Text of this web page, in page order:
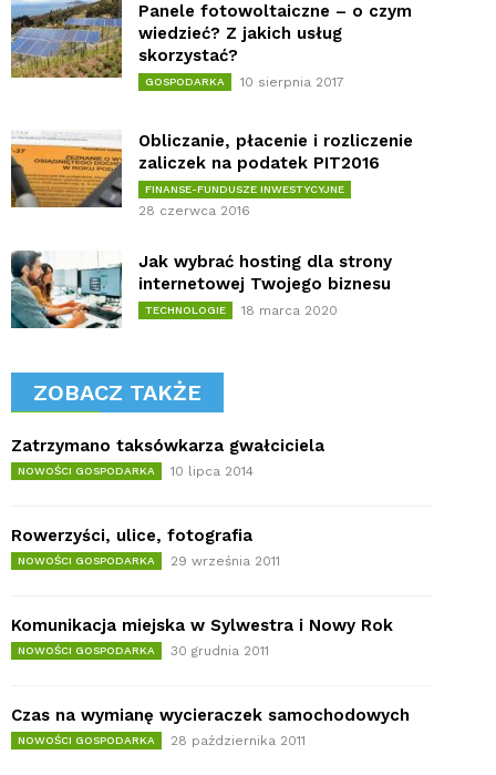
Panele fotowoltaiczne – o czym
wiedzieć? Z jakich usług
skorzystać?
GOSPODARKA 10 sierpnia 2017
Obliczanie, płacenie i rozliczenie
zaliczek na podatek PIT2016
FINANSE-FUNDUSZE INWESTYCYJNE
28 czerwca 2016
Jak wybrać hosting dla strony
internetowej Twojego biznesu
TECHNOLOGIE 18 marca 2020
ZOBACZ TAKŻE
Zatrzymano taksówkarza gwałciciela
NOWOŚCI GOSPODARKA 10 lipca 2014
Rowerzyści, ulice, fotografia
NOWOŚCI GOSPODARKA 29 września 2011
Komunikacja miejska w Sylwestra i Nowy Rok
NOWOŚCI GOSPODARKA 30 grudnia 2011
Czas na wymianę wycieraczek samochodowych
NOWOŚCI GOSPODARKA 28 października 2011